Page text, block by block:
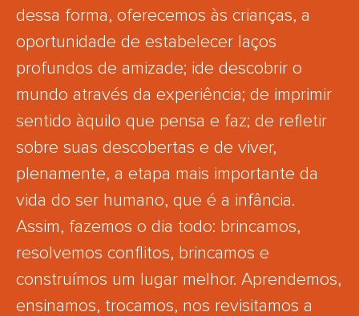
dessa forma, oferecemos às crianças, a
oportunidade de estabelecer laços
profundos de amizade; ide descobrir o
mundo através da experiência; de imprimir
sentido àquilo que pensa e faz; de refletir
sobre suas descobertas e de viver,
plenamente, a etapa mais importante da
vida do ser humano, que é a infância.
Assim, fazemos o dia todo: brincamos,
resolvemos conflitos, brincamos e
construímos um lugar melhor. Aprendemos,
ensinamos, trocamos, nos revisitamos a